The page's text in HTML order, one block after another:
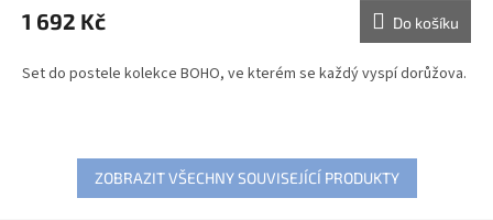
produktu
je
z
1 692 Kč Do košíku
Set do postele kolekce BOHO, ve kterém se každý vyspí dorůžova.
ZOBRAZIT VŠECHNY SOUVISEJÍCÍ PRODUKTY